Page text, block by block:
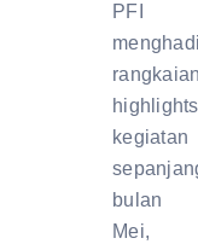
PFI
highlights
kegiatan
bulan
Mei,